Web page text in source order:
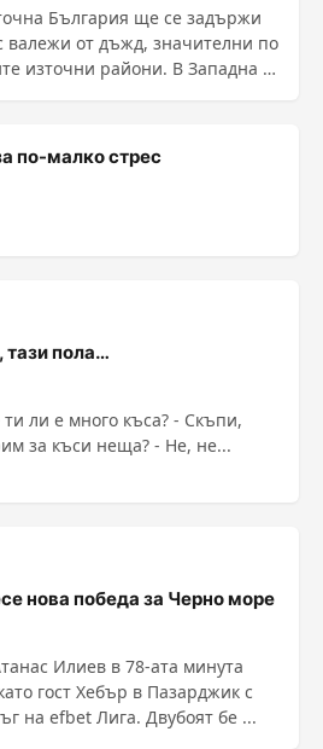
България ще се задържи
валежи от дъжд, значителни по
източни райони. В Западна и
по-малко стрес
пола…
ли е много къса? - Скъпи,
за къси неща? - Не, не...
нова победа за Черно море
Илиев в 78-ата минута
гост Хебър в Пазарджик с
1:0 в мач от 25-ия кръг на efbet Лига. Двубоят бе ...